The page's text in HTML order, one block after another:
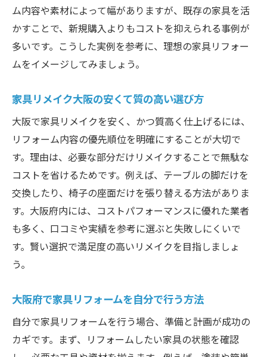
ム内容や素材によって幅がありますが、既存の家具を活
かすことで、新規購入よりもコストを抑えられる事例が
多いです。こうした実例を参考に、理想の家具リフォー
ムをイメージしてみましょう。
家具リメイク大阪の安くて質の高い選び方
大阪で家具リメイクを安く、かつ質高く仕上げるには、
リフォーム内容の優先順位を明確にすることが大切で
す。理由は、必要な部分だけリメイクすることで無駄な
コストを省けるためです。例えば、テーブルの脚だけを
交換したり、椅子の座面だけを張り替える方法がありま
す。大阪府内には、コストパフォーマンスに優れた業者
も多く、口コミや実績を参考に選ぶと失敗しにくいで
す。賢い選択で満足度の高いリメイクを目指しましょ
う。
大阪府で家具リフォームを自分で行う方法
自分で家具リフォームを行う場合、準備と計画が成功の
カギです。まず、リフォームしたい家具の状態を確認